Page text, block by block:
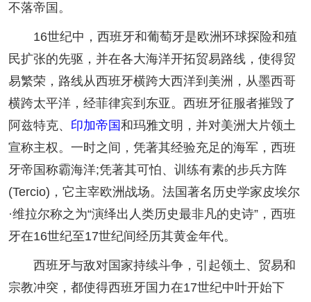
不落帝国。
16世纪中，西班牙和葡萄牙是欧洲环球探险和殖
民扩张的先驱，并在各大海洋开拓贸易路线，使得贸
易繁荣，路线从西班牙横跨大西洋到美洲，从墨西哥
横跨太平洋，经菲律宾到东亚。西班牙征服者摧毁了
阿兹特克、 印加帝国和玛雅文明，并对美洲大片领土
宣称主权。一时之间，凭著其经验充足的海军，西班
牙帝国称霸海洋;凭著其可怕、训练有素的步兵方阵
(Tercio)，它主宰欧洲战场。法国著名历史学家皮埃尔
·维拉尔称之为“演绎出人类历史最非凡的史诗”，西班
牙在16世纪至17世纪间经历其黄金年代。
西班牙与敌对国家持续斗争，引起领土、贸易和
宗教冲突，都使得西班牙国力在17世纪中叶开始下